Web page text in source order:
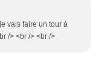
vais faire un tour à
/> <br /> <br />